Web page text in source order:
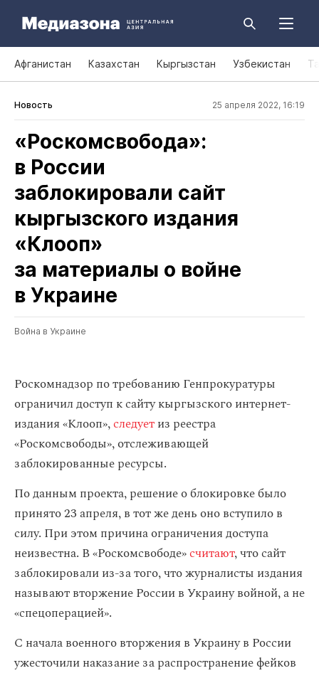
Афганистан Казахстан Кыргызстан Узбекистан
Новость 25 апреля 2022, 16:19
«Роскомсвобода»:
в России
заблокировали сайт
кыргызского издания
«Клооп»
за материалы о войне
в Украине
Война в Украине
Роскомнадзор по требованию Генпрокуратуры
ограничил доступ к сайту кыргызского интернет-
издания «Клооп»,следуетиз реестра
«Роскомсвободы», отслеживающей
заблокированные ресурсы.
По данным проекта, решение о блокировке было
принято 23 апреля, в тот же день оно вступило в
силу. При этом причина ограничения доступа
неизвестна. В «Роскомсвободе»считают, что сайт
заблокировали из-за того, что журналисты издания
называют вторжение России в Украину войной, а не
«спецоперацией».
С начала военного вторжения в Украину в России
ужесточили наказание за распространение фейков